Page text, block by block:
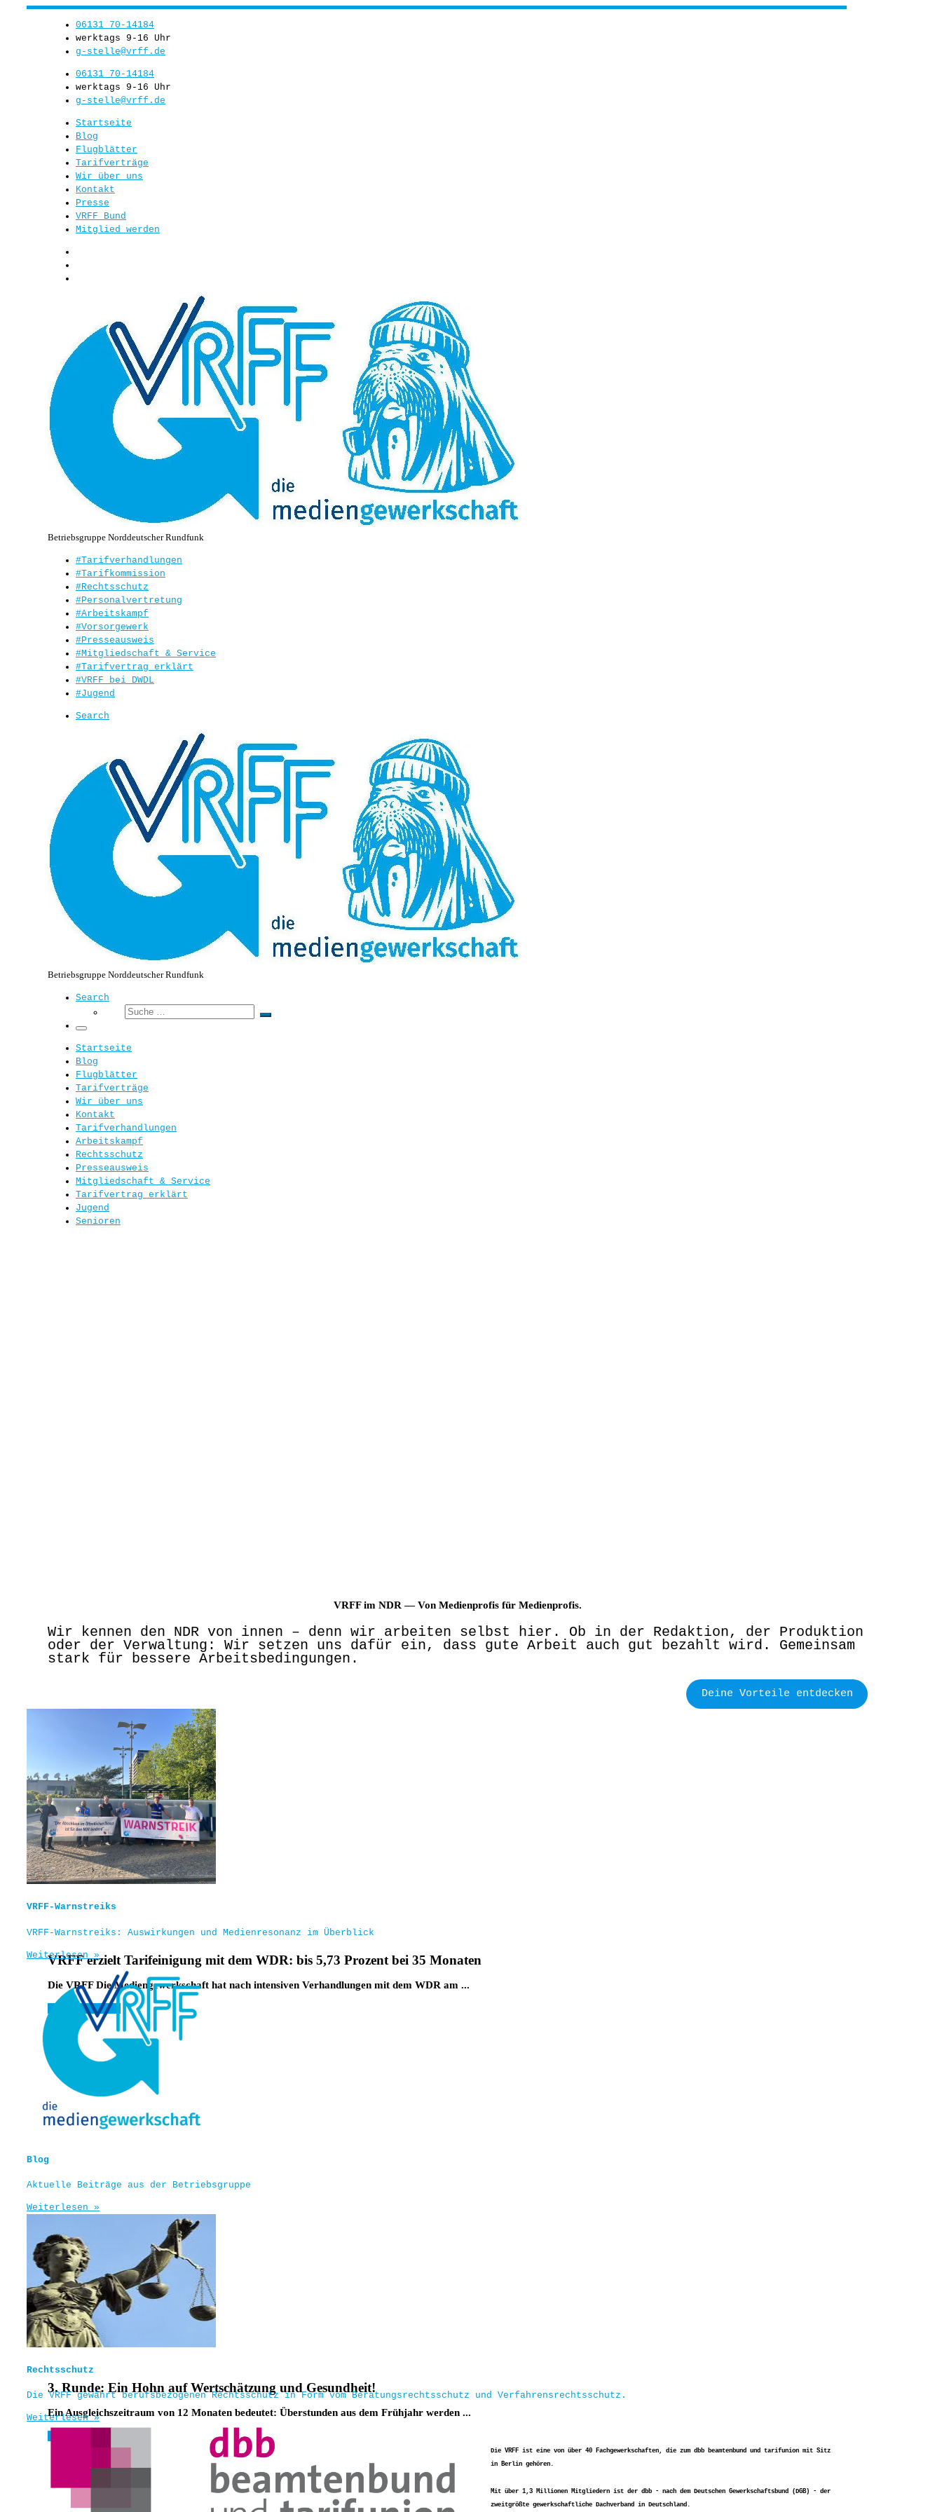
06131 70-14184
werktags 9-16 Uhr
g-stelle@vrff.de
06131 70-14184
werktags 9-16 Uhr
g-stelle@vrff.de
Startseite
Blog
Flugblätter
Tarifverträge
Wir über uns
Kontakt
Presse
VRFF Bund
Mitglied werden
Betriebsgruppe Norddeutscher Rundfunk
#Tarifverhandlungen
#Tarifkommission
#Rechtsschutz
#Personalvertretung
#Arbeitskampf
#Vorsorgewerk
#Presseausweis
#Mitgliedschaft & Service
#Tarifvertrag erklärt
#VRFF bei DWDL
#Jugend
Search
Betriebsgruppe Norddeutscher Rundfunk
Search
Suche
Suche
Menü
Startseite
Blog
Flugblätter
Tarifverträge
Wir über uns
Kontakt
Tarifverhandlungen
Arbeitskampf
Rechtsschutz
Presseausweis
Mitgliedschaft & Service
Tarifvertrag erklärt
Jugend
Senioren
VRFF erzielt Tarifeinigung mit dem WDR: bis 5,73 Prozent bei 35 Monaten
Die VRFF Die Mediengewerkschaft hat nach intensiven Verhandlungen mit dem WDR am ...
Weiterlesen »
3. Runde: Ein Hohn auf Wertschätzung und Gesundheit!
Ein Ausgleichszeitraum von 12 Monaten bedeutet: Überstunden aus dem Frühjahr werden ...
VRFF im NDR — Von Medienprofis für Medienprofis.
Wir kennen den NDR von innen – denn wir arbeiten selbst hier. Ob in der Redaktion, der Produktion
oder der Verwaltung: Wir setzen uns dafür ein, dass gute Arbeit auch gut bezahlt wird. Gemeinsam
stark für bessere Arbeitsbedingungen.
Deine Vorteile entdecken
VRFF-Warnstreiks
VRFF-Warnstreiks: Auswirkungen und Medienresonanz im Überblick
Weiterlesen »
Blog
Aktuelle Beiträge aus der Betriebsgruppe
Weiterlesen »
Rechtsschutz
Die VRFF gewährt berufsbezogenen Rechtsschutz in Form vom Beratungsrechtsschutz und Verfahrensrechtsschutz.
Weiterlesen »
Die VRFF ist eine von über 40 Fachgewerkschaften, die zum dbb beamtenbund und tarifunion mit Sitz
in Berlin gehören.
Mit über 1,3 Millionen Mitgliedern ist der dbb - nach dem Deutschen Gewerkschaftsbund (DGB) - der
zweitgrößte gewerkschaftliche Dachverband in Deutschland.